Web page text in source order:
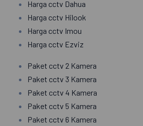
Harga cctv Dahua
Harga cctv Hilook
Harga cctv Imou
Harga cctv Ezviz
Paket cctv 2 Kamera
Paket cctv 3 Kamera
Paket cctv 4 Kamera
Paket cctv 5 Kamera
Paket cctv 6 Kamera